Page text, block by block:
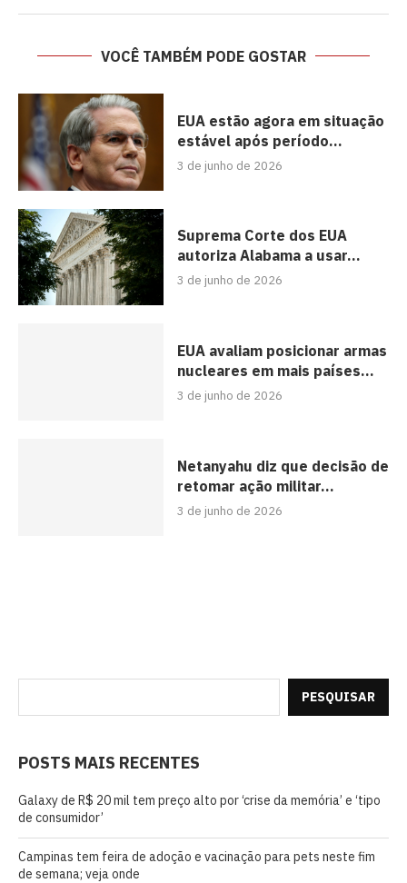
VOCÊ TAMBÉM PODE GOSTAR
EUA estão agora em situação
estável após período...
3 de junho de 2026
Suprema Corte dos EUA
autoriza Alabama a usar...
3 de junho de 2026
EUA avaliam posicionar armas
nucleares em mais países...
3 de junho de 2026
Netanyahu diz que decisão de
retomar ação militar...
3 de junho de 2026
PESQUISAR
POSTS MAIS RECENTES
Galaxy de R$ 20 mil tem preço alto por ‘crise da memória’ e ‘tipo
de consumidor’
Campinas tem feira de adoção e vacinação para pets neste fim
de semana; veja onde